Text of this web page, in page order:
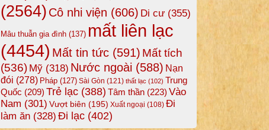
(2564) Cô nhi viện (606) Di cư (355)
Mâu thuẫn gia đình (137) mất liên lạc
(4454) Mất tin tức (591) Mất tích
(536) Mỹ (318) Nước ngoài (588) Nạn
đói (278) Pháp (127) Sài Gòn (121) thất lạc (102) Trung
Quốc (209) Trẻ lạc (388) Tâm thần (223) Vào
Nam (301) Vượt biên (195) Xuất ngoại (108) Đi
làm ăn (328) Đi lạc (402)